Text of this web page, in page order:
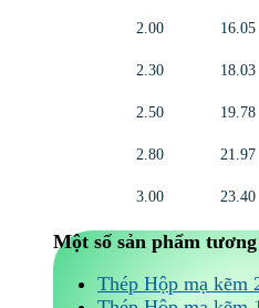
2.00 16.05
2.30 18.03
2.50 19.78
2.80 21.97
3.00 23.40
Một số sản phẩm
Thép Hộp mạ kẽm